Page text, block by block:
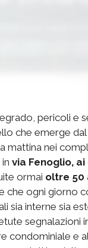
pericoli e
che emerge
mattina nei
via Fenoglio, ai
ormai oltre 50
che ogni giorno
sia interne sia
segnalazioni
condominiale e